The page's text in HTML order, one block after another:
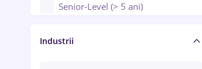
Senior-Level (> 5 ani)
Manager / Executiv
Industrii